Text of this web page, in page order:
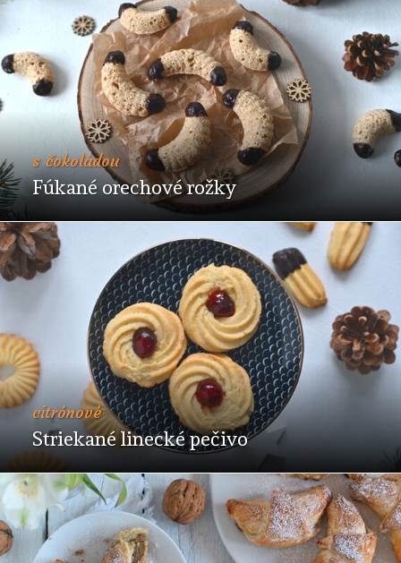
s čokoládou
Fúkané orechové rožky
citrónové
Striekané linecké pečivo